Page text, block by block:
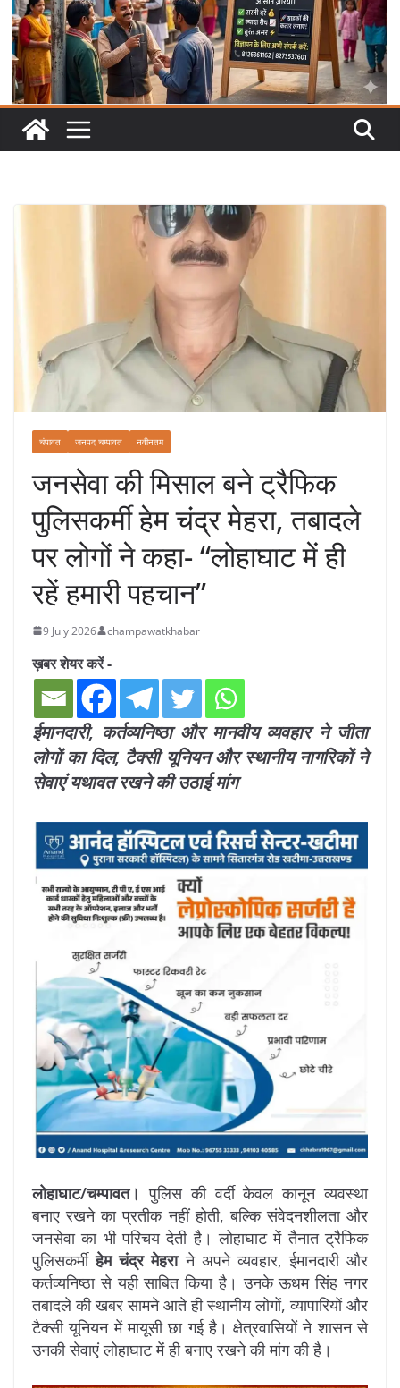
चंपावत जनपद चम्पावत नवीनतम
जनसेवा की मिसाल बने ट्रैफिक
पुलिसकर्मी हेम चंद्र मेहरा, तबादले
पर लोगों ने कहा- “लोहाघाट में ही
रहें हमारी पहचान”
9 July 2026 champawatkhabar
ख़बर शेयर करें -
ईमानदारी, कर्तव्यनिष्ठा और मानवीय व्यवहार ने जीता
लोगों का दिल, टैक्सी यूनियन और स्थानीय नागरिकों ने
सेवाएं यथावत रखने की उठाई मांग
लोहाघाट/चम्पावत। पुलिस की वर्दी केवल कानून व्यवस्था
बनाए रखने का प्रतीक नहीं होती, बल्कि संवेदनशीलता और
जनसेवा का भी परिचय देती है। लोहाघाट में तैनात ट्रैफिक
पुलिसकर्मीहेम चंद्र मेहराने अपने व्यवहार, ईमानदारी और
कर्तव्यनिष्ठा से यही साबित किया है। उनके ऊधम सिंह नगर
तबादले की खबर सामने आते ही स्थानीय लोगों, व्यापारियों और
टैक्सी यूनियन में मायूसी छा गई है। क्षेत्रवासियों ने शासन से
उनकी सेवाएं लोहाघाट में ही बनाए रखने की मांग की है।